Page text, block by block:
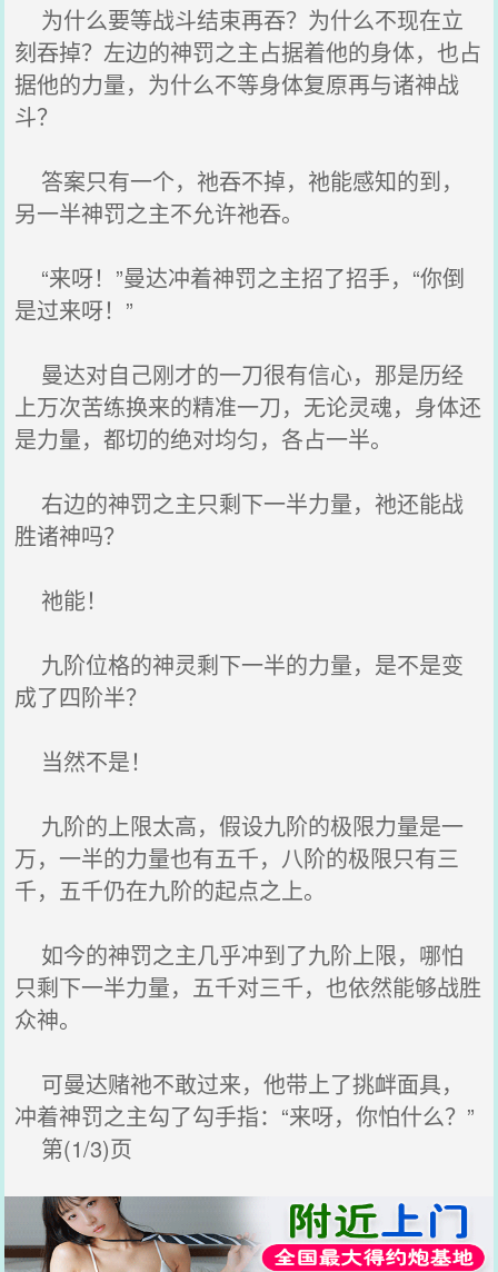
为什么要等战斗结束再吞？为什么不现在立
刻吞掉？左边的神罚之主占据着他的身体，也占
据他的力量，为什么不等身体复原再与诸神战
斗？
答案只有一个，祂吞不掉，祂能感知的到，
另一半神罚之主不允许祂吞。
“来呀！”曼达冲着神罚之主招了招手，“你倒
是过来呀！”
曼达对自己刚才的一刀很有信心，那是历经
上万次苦练换来的精准一刀，无论灵魂，身体还
是力量，都切的绝对均匀，各占一半。
右边的神罚之主只剩下一半力量，祂还能战
胜诸神吗？
祂能！
九阶位格的神灵剩下一半的力量，是不是变
成了四阶半？
当然不是！
九阶的上限太高，假设九阶的极限力量是一
万，一半的力量也有五千，八阶的极限只有三
千，五千仍在九阶的起点之上。
如今的神罚之主几乎冲到了九阶上限，哪怕
只剩下一半力量，五千对三千，也依然能够战胜
众神。
可曼达赌祂不敢过来，他带上了挑衅面具，
冲着神罚之主勾了勾手指：“来呀，你怕什么？”
第(1/3)页